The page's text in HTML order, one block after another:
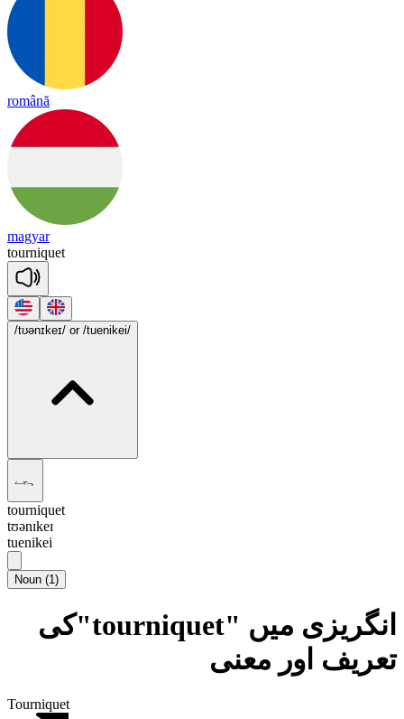
română
magyar
tourniquet
/tʊənɪkeɪ/ or /tuenikei/
ہجے
tourniquet
tʊənɪkeɪ
tuenikei
Noun (1)
انگریزی میں "tourniquet"کی
تعریف اور معنی
Tourniquet